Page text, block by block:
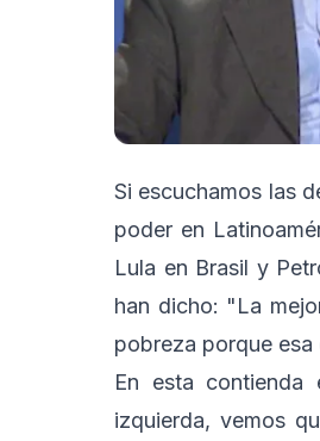
Si escuchamos las
poder en
Lula en Brasil y
han dicho: "La
pobreza porque
En esta contienda
izquierda, vemos